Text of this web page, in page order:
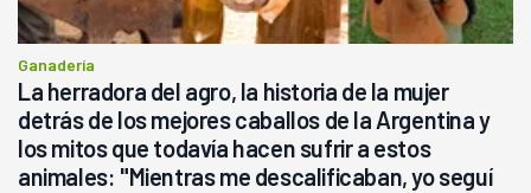
Ganadería
La herradora del agro, la historia de la mujer
detrás de los mejores caballos de la Argentina y
los mitos que todavía hacen sufrir a estos
animales: "Mientras me descalificaban, yo seguí